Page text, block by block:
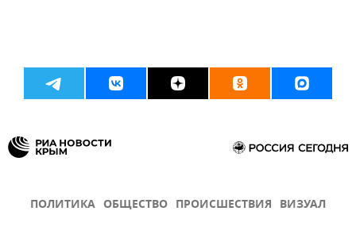
ПОЛИТИКА ОБЩЕСТВО ПРОИСШЕСТВИЯ ВИЗУАЛ